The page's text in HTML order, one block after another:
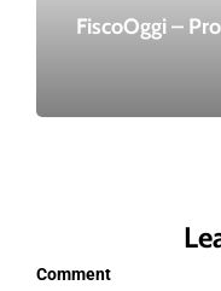
FiscoOggi –
Comment